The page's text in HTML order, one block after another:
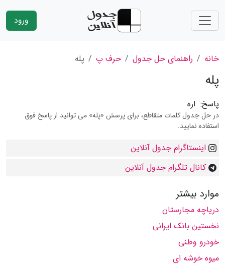
ورود
خانه راهنمای حل جدول حرف پ پله
پله
پاسخ: اره
در حل جدول کلمات متقاطع، برای پرسش «پله» می توانید از پاسخ فوق
استفاده نمایید.
اینستاگرام جدول آنلاین
کانال تلگرام جدول آنلاین
موارد بیشتر
دریاچه مجارستان
نخستین بانک ایرانی
خودرو وطنی
میوه خوشه ای